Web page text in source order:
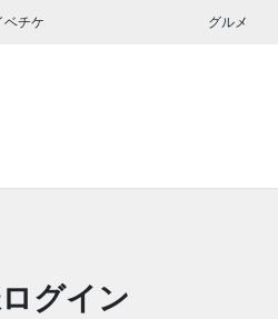
ベチケ グルメ
グイン